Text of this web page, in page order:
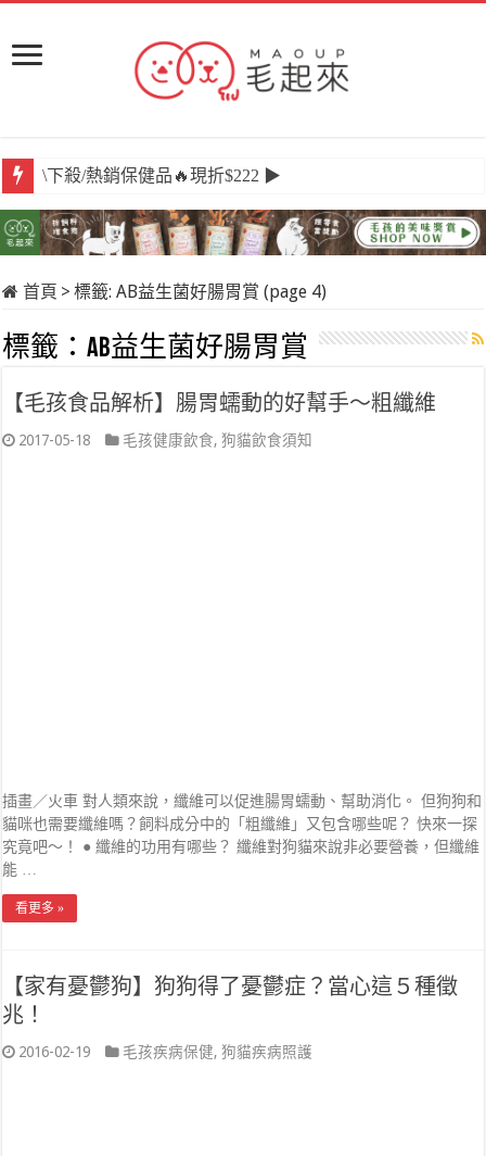
\下殺/熱銷保健品🔥現折$222 ▶
\必囤/阿姆好棒棒🍖12入組$399 ▶
\獨家/原肉嫩鮮食💖任選買6送3 ▶
\現領/LINE新好友就送💰$100購物金 ▶
首頁 > 標籤:AB益生菌好腸胃賞 (page 4)
標籤：AB益生菌好腸胃賞
【毛孩食品解析】腸胃蠕動的好幫手～粗纖維
2017-05-18 毛孩健康飲食,狗貓飲食須知
插畫／火車 對人類來說，纖維可以促進腸胃蠕動、幫助消化。 但狗狗和
貓咪也需要纖維嗎？飼料成分中的「粗纖維」又包含哪些呢？ 快來一探
究竟吧～！ ● 纖維的功用有哪些？ 纖維對狗貓來說非必要營養，但纖維
能 …
看更多 »
【家有憂鬱狗】狗狗得了憂鬱症？當心這５種徵
兆！
2016-02-19 毛孩疾病保健,狗貓疾病照護